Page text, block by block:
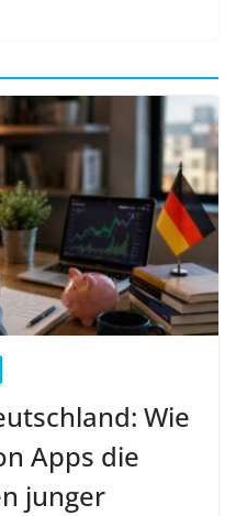
Wie
Apps die
junger